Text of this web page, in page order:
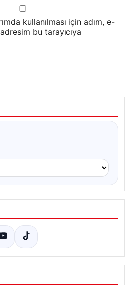
kullanılması için adım, e-
bu tarayıcıya